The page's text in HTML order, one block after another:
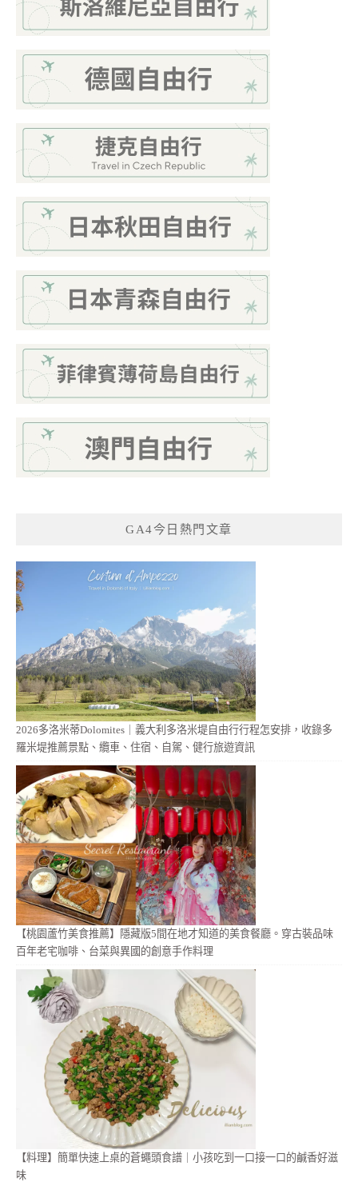
GA4今日熱門文章
2026多洛米蒂Dolomites｜義大利多洛米堤自由行行程怎安排，收錄多
羅米堤推薦景點、纜車、住宿、自駕、健行旅遊資訊
【桃園蘆竹美食推薦】隱藏版5間在地才知道的美食餐廳。穿古裝品味
百年老宅咖啡、台菜與異國的創意手作料理
【料理】簡單快速上桌的蒼蠅頭食譜｜小孩吃到一口接一口的鹹香好滋
味